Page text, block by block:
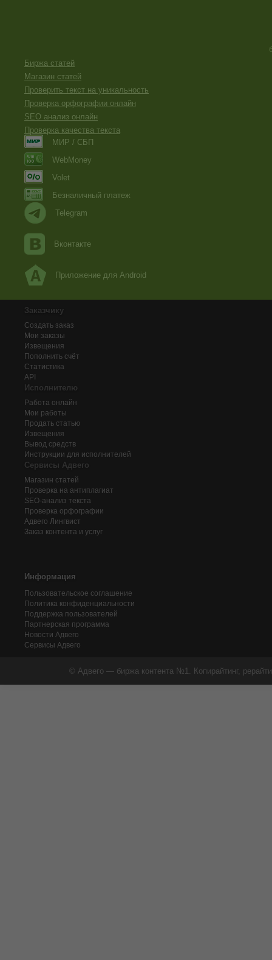
Биржа статей
Магазин статей
Проверить текст на уникальность
Проверка орфографии онлайн
SEO анализ онлайн
Проверка качества текста
МИР / СБП
WebMoney
Volet
Безналичный платеж
Telegram
Вконтакте
Приложение для Android
Заказчику
Создать заказ
Мои заказы
Извещения
Пополнить счёт
Статистика
API
Исполнителю
Работа онлайн
Мои работы
Продать статью
Извещения
Вывод средств
Инструкции для исполнителей
Сервисы Адвего
Магазин статей
Проверка на антиплагиат
SEO-анализ текста
Проверка орфографии
Адвего Лингвист
Заказ контента и услуг
Информация
Пользовательское соглашение
Политика конфиденциальности
Поддержка пользователей
Партнерская программа
Новости Адвего
Сервисы Адвего
© Адвего — биржа контента №1. Копирайтинг,